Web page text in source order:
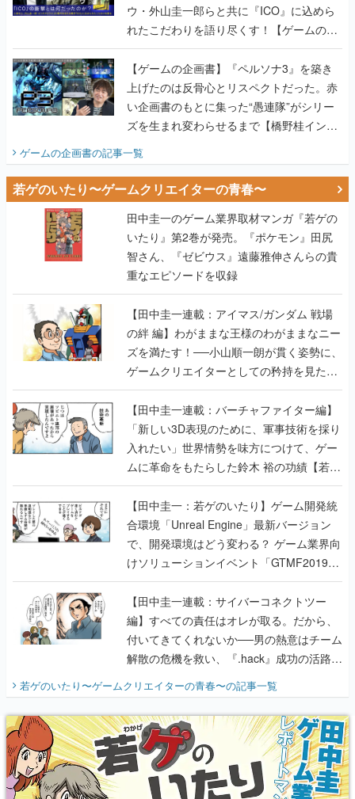
ウ・外山圭一郎らと共に『ICO』に込めら
れたこだわりを語り尽くす！【ゲームの企
画書】
【ゲームの企画書】『ペルソナ3』を築き
上げたのは反骨心とリスペクトだった。赤
い企画書のもとに集った“愚連隊”がシリー
ズを生まれ変わらせるまで【橋野桂インタ
ゲームの企画書の記事一覧
若ゲのいたり〜ゲームクリエイターの青春〜
田中圭一のゲーム業界取材マンガ『若ゲの
いたり』第2巻が発売。『ポケモン』田尻
智さん、『ゼビウス』遠藤雅伸さんらの貴
重なエピソードを収録
【田中圭一連載：アイマス/ガンダム 戦場
の絆 編】わがままな王様のわがままなニー
ズを満たす！──小山順一朗が貫く姿勢に、
ゲームクリエイターとしての矜持を見た
【若ゲのいたり最終回】
【田中圭一連載：バーチャファイター編】
「新しい3D表現のために、軍事技術を採り
入れたい」世界情勢を味方につけて、ゲー
ムに革命をもたらした鈴木 裕の功績【若ゲ
のいたり】
【田中圭一：若ゲのいたり】ゲーム開発統
合環境「Unreal Engine」最新バージョン
で、開発環境はどう変わる？ ゲーム業界向
けソリューションイベント「GTMF2019」
に行って、より理解を深めよう【PR】
【田中圭一連載：サイバーコネクトツー
編】すべての責任はオレが取る。だから、
付いてきてくれないか──男の熱意はチーム
解散の危機を救い、『.hack』成功の活路を
『少年ジャンプ』色だった【若ゲのいた
り】
若ゲのいたり〜ゲームクリエイターの青春〜の記事一覧